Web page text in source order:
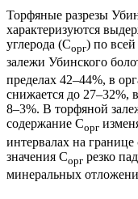
Торфяные разрезы
характеризуются
углерода (Сорг) по
залежи Убинского
пределах 42–44%, в
снижается до 27–32%,
8–3%. В торфяной
содержание Сорг
интервалах на
значения Сорг резко
минеральных